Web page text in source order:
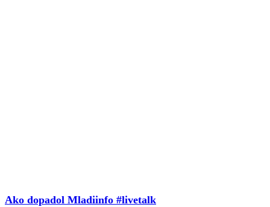
Ako dopadol Mladiinfo #livetalk